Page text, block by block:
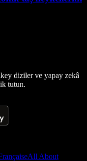
diziler ve yapay zekâ
tutun.
All About